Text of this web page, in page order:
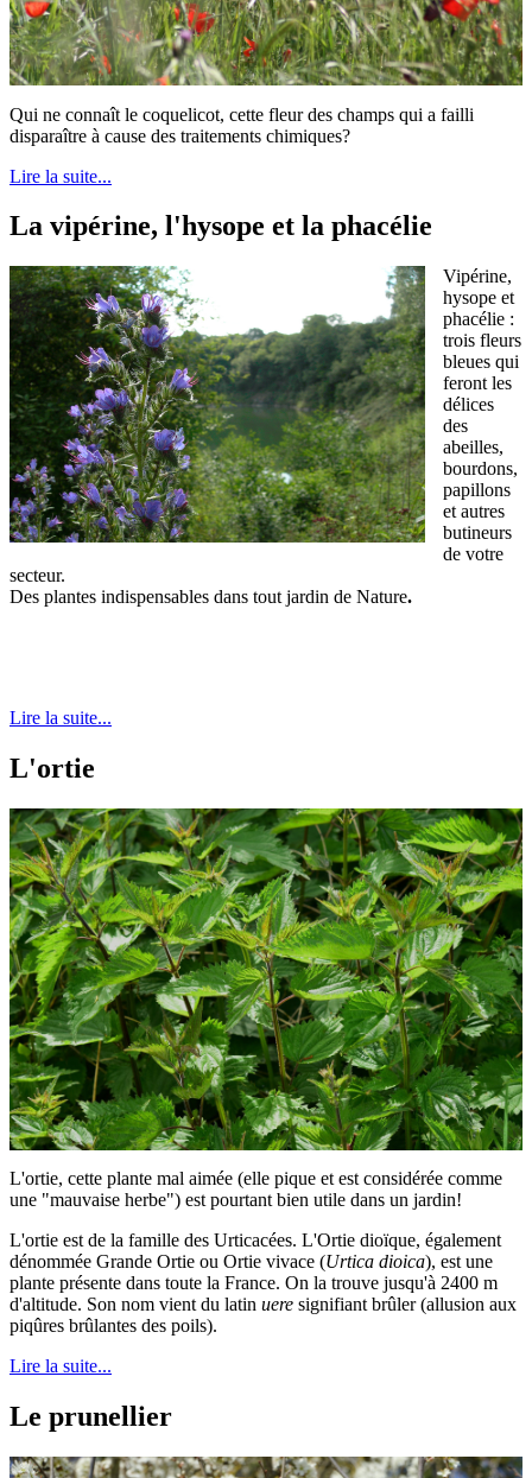
Qui ne connaît le coquelicot, cette fleur des champs qui a failli
disparaître à cause des traitements chimiques?
Lire la suite...
La vipérine, l'hysope et la phacélie
Vipérine,
hysope et
phacélie :
trois fleurs
bleues qui
feront les
délices
des
abeilles,
bourdons,
papillons
et autres
butineurs
de votre
secteur.
Des plantes indispensables dans tout jardin de Nature.
Lire la suite...
L'ortie
L'ortie, cette plante mal aimée (elle pique et est considérée comme
une "mauvaise herbe") est pourtant bien utile dans un jardin!
L'ortie est de la famille des Urticacées. L'Ortie dioïque, également
dénommée Grande Ortie ou Ortie vivace (Urtica dioica), est une
plante présente dans toute la France. On la trouve jusqu'à 2400 m
d'altitude. Son nom vient du latin uere signifiant brûler (allusion aux
piqûres brûlantes des poils).
Lire la suite...
Le prunellier